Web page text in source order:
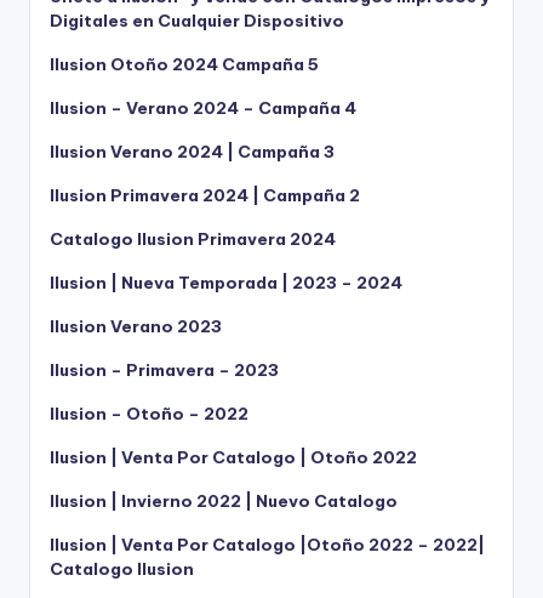
Digitales en Cualquier Dispositivo
Ilusion Otoño 2024 Campaña 5
Ilusion – Verano 2024 – Campaña 4
Ilusion Verano 2024 | Campaña 3
Ilusion Primavera 2024 | Campaña 2
Catalogo Ilusion Primavera 2024
Ilusion | Nueva Temporada | 2023 – 2024
Ilusion Verano 2023
Ilusion – Primavera – 2023
Ilusion – Otoño – 2022
Ilusion | Venta Por Catalogo | Otoño 2022
Ilusion | Invierno 2022 | Nuevo Catalogo
Ilusion | Venta Por Catalogo |Otoño 2022 – 2022|
Catalogo Ilusion